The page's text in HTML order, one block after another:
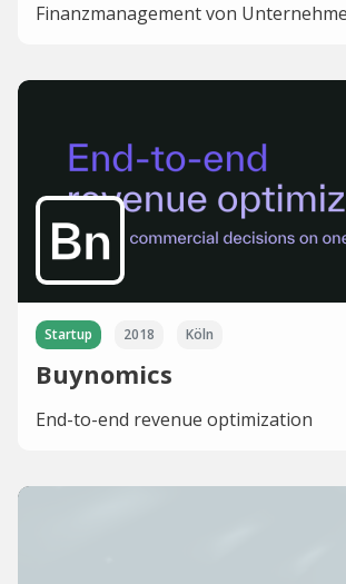
Finanzmanagement von
Startup 2018 Köln
Buynomics
End-to-end revenue optimization